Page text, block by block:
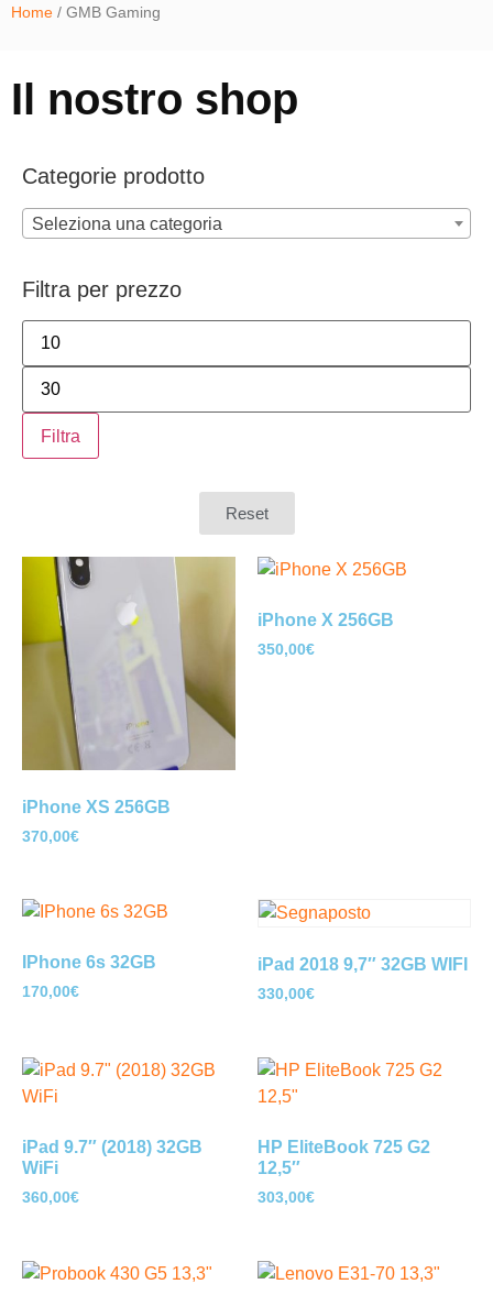
Home / GMB Gaming
Il nostro shop
Categorie prodotto
Seleziona una categoria
Filtra per prezzo
Filtra
Reset
iPhone XS 256GB
370,00€
iPhone X 256GB
350,00€
IPhone 6s 32GB
170,00€
iPad 2018 9,7″ 32GB WIFI
330,00€
iPad 9.7″ (2018) 32GB
WiFi
360,00€
HP EliteBook 725 G2
12,5″
303,00€